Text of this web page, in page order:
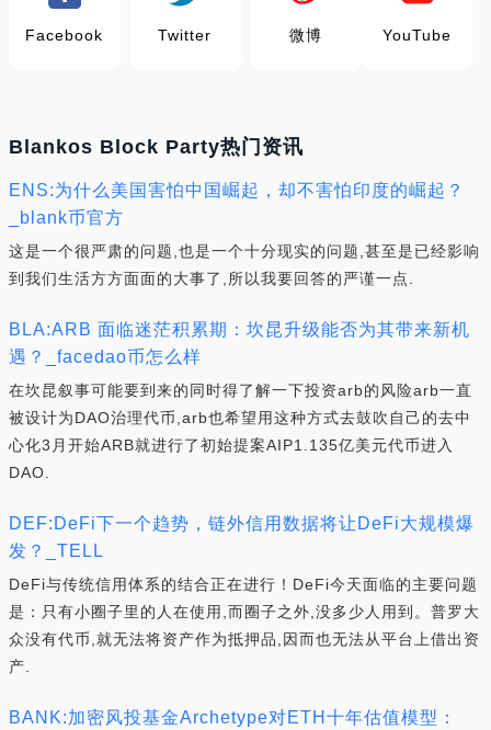
Facebook Twitter 微博 YouTube
Blankos Block Party热门资讯
ENS:为什么美国害怕中国崛起，却不害怕印度的崛起？
_blank币官方
这是一个很严肃的问题,也是一个十分现实的问题,甚至是已经影响
到我们生活方方面面的大事了,所以我要回答的严谨一点.
BLA:ARB 面临迷茫积累期：坎昆升级能否为其带来新机
遇？_facedao币怎么样
在坎昆叙事可能要到来的同时得了解一下投资arb的风险arb一直
被设计为DAO治理代币,arb也希望用这种方式去鼓吹自己的去中
心化3月开始ARB就进行了初始提案AIP1.135亿美元代币进入
DAO.
DEF:DeFi下一个趋势，链外信用数据将让DeFi大规模爆
发？_TELL
DeFi与传统信用体系的结合正在进行！DeFi今天面临的主要问题
是：只有小圈子里的人在使用,而圈子之外,没多少人用到。普罗大
众没有代币,就无法将资产作为抵押品,因而也无法从平台上借出资
产.
BANK:加密风投基金Archetype对ETH十年估值模型：